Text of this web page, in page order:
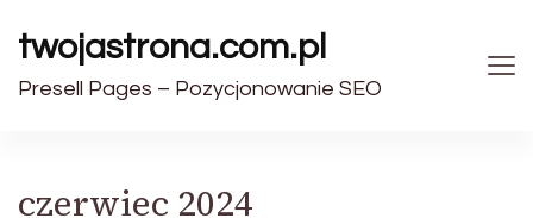
twojastrona.com.pl
Presell Pages – Pozycjonowanie SEO
czerwiec 2024